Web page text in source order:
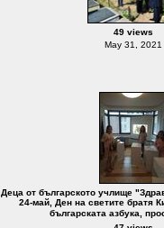
49 views
May 31, 2021
Деца от българското учлище
24-май, Ден на светите братя
българската азбука,